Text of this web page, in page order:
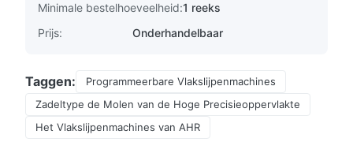
Minimale bestelhoeveelheid:1 reeks
Prijs:
Onderhandelbaar
Taggen:
Programmeerbare Vlakslijpenmachines
Zadeltype de Molen van de Hoge Precisieoppervlakte
Het Vlakslijpenmachines van AHR